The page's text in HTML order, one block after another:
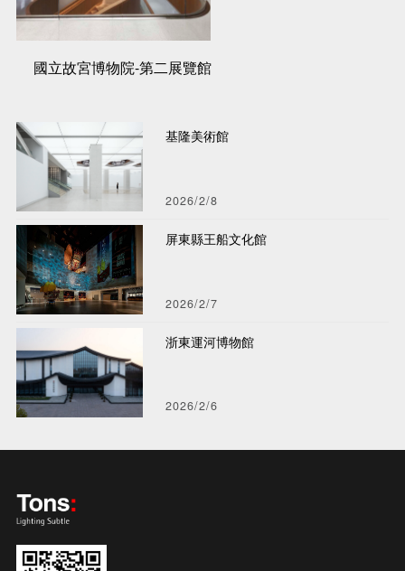
國立故宮博物院-第二展覽館
2026/2/8
基隆美術館
2026/2/7
屏東縣王船文化館
2026/2/6
浙東運河博物館